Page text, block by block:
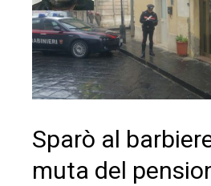
Sparò al
muta del